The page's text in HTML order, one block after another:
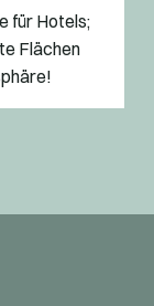
für Hotels;
Flächen